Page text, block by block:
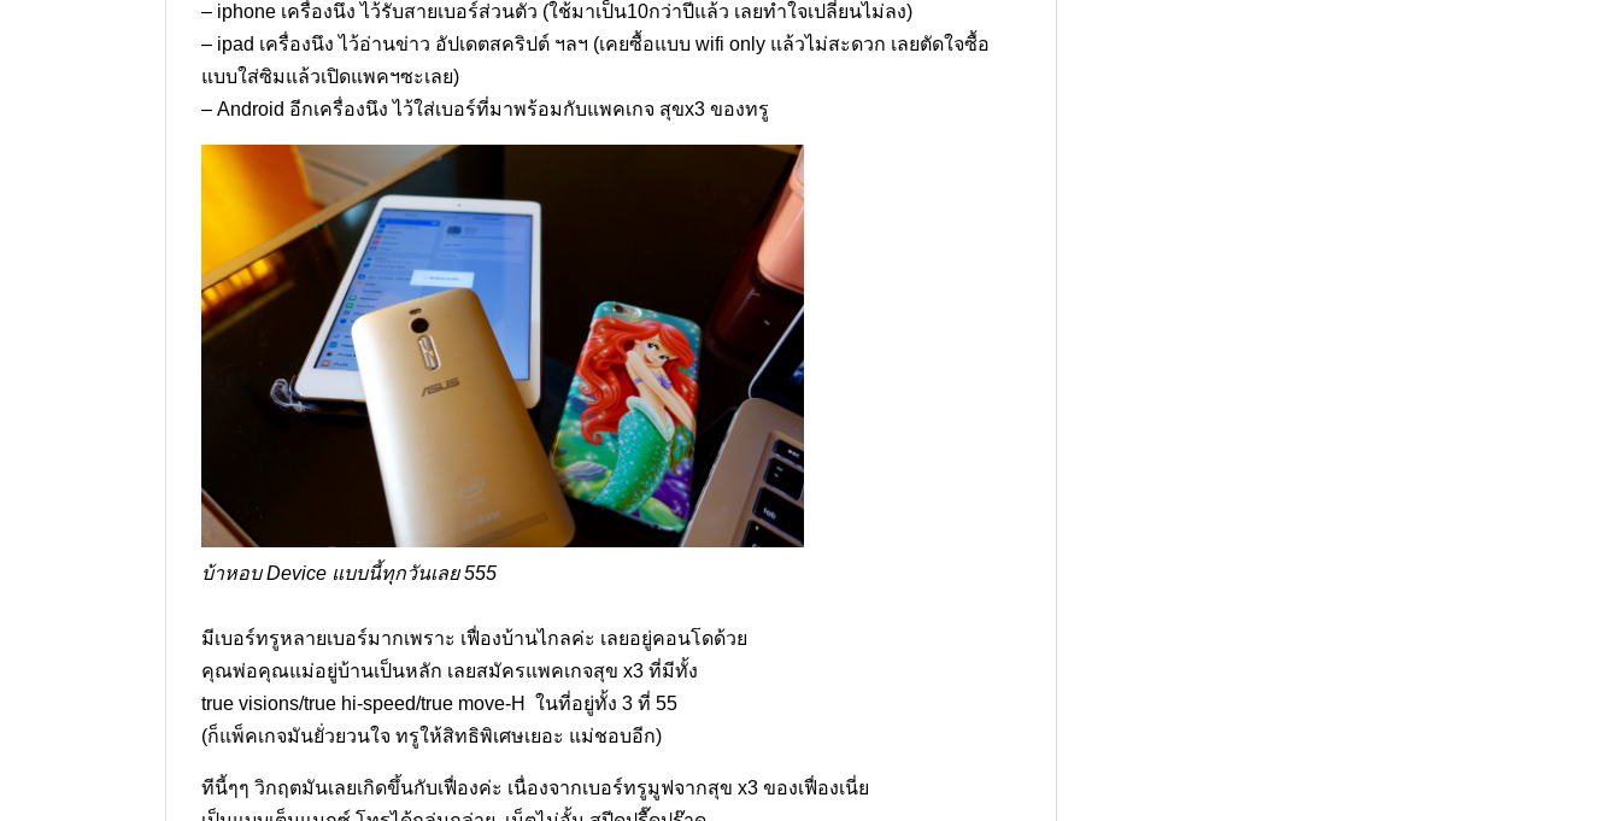
– iphone เครื่องนึง ไว้รับสายเบอร์ส่วนตัว (ใช้มาเป็น10กว่าปีแล้ว เลยทำใจเปลี่ยนไม่ลง)
– ipad เครื่องนึง ไว้อ่านข่าว อัปเดตสคริปต์ ฯลฯ (เคยซื้อแบบ wifi only แล้วไม่สะดวก เลยตัดใจซื้อ
แบบใส่ซิมแล้วเปิดแพคฯซะเลย)
– Android อีกเครื่องนึง ไว้ใส่เบอร์ที่มาพร้อมกับแพคเกจ สุขx3 ของทรู
บ้าหอบ Device แบบนี้ทุกวันเลย 555
มีเบอร์ทรูหลายเบอร์มากเพราะ เฟื่องบ้านไกลค่ะ เลยอยู่คอนโดด้วย
คุณพ่อคุณแม่อยู่บ้านเป็นหลัก เลยสมัครแพคเกจสุข x3 ที่มีทั้ง
true visions/true hi-speed/true move-H ในที่อยู่ทั้ง 3 ที่ 55
(ก็แพ็คเกจมันยั่วยวนใจ ทรูให้สิทธิพิเศษเยอะ แม่ชอบอีก)
ทีนี้ๆๆ วิกฤตมันเลยเกิดขึ้นกับเฟื่องค่ะ เนื่องจากเบอร์ทรูมูฟจากสุข x3 ของเฟื่องเนี่ย